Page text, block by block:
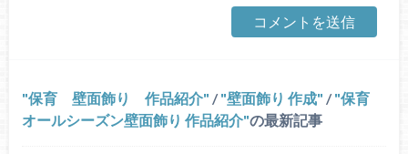
保育 壁面飾り 作品紹介 / 壁面飾り 作成 / 保育
オールシーズン壁面飾り 作品紹介 の最新記事